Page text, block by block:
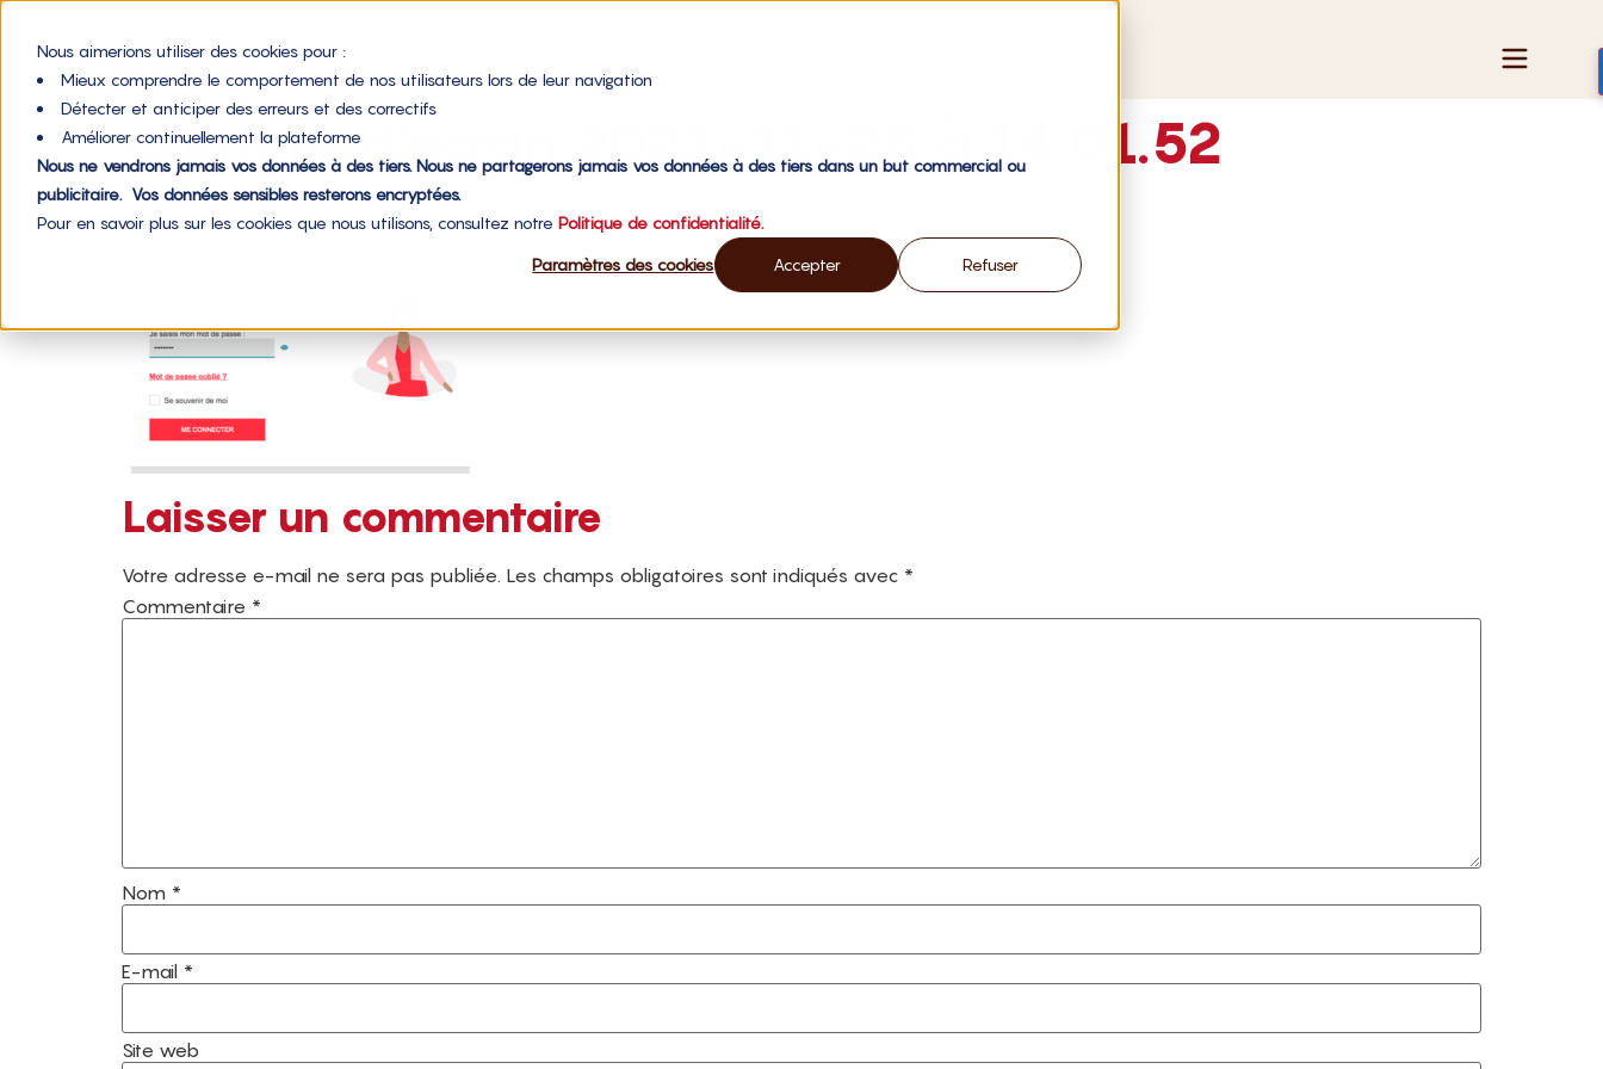
Nous aimerions utiliser des cookies pour :
Mieux comprendre le comportement de nos utilisateurs lors de leur navigation
Détecter et anticiper des erreurs et des correctifs
Améliorer continuellement la plateforme
Nous ne vendrons jamais vos données à des tiers. Nous ne partagerons jamais vos données à des tiers dans un but commercial ou
publicitaire. Vos données sensibles resterons encryptées.
Pour en savoir plus sur les cookies que nous utilisons, consultez notre Politique de confidentialité.
Paramètres des cookies Accepter Refuser
Capture d’écran 2021-11-25 à 14.01.52
Laisser un commentaire
Votre adresse e-mail ne sera pas publiée. Les champs obligatoires sont indiqués avec *
Commentaire *
Nom *
E-mail *
Site web